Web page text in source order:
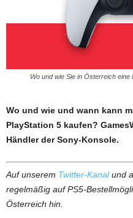
Wo und wie Sie in Österreich
Wo und wie und wann kann
PlayStation 5 kaufen?
Händler der Sony-Konsole.
Auf unserem Twitter-Kanalund
regelmäßig auf PS5-
Österreich hin.